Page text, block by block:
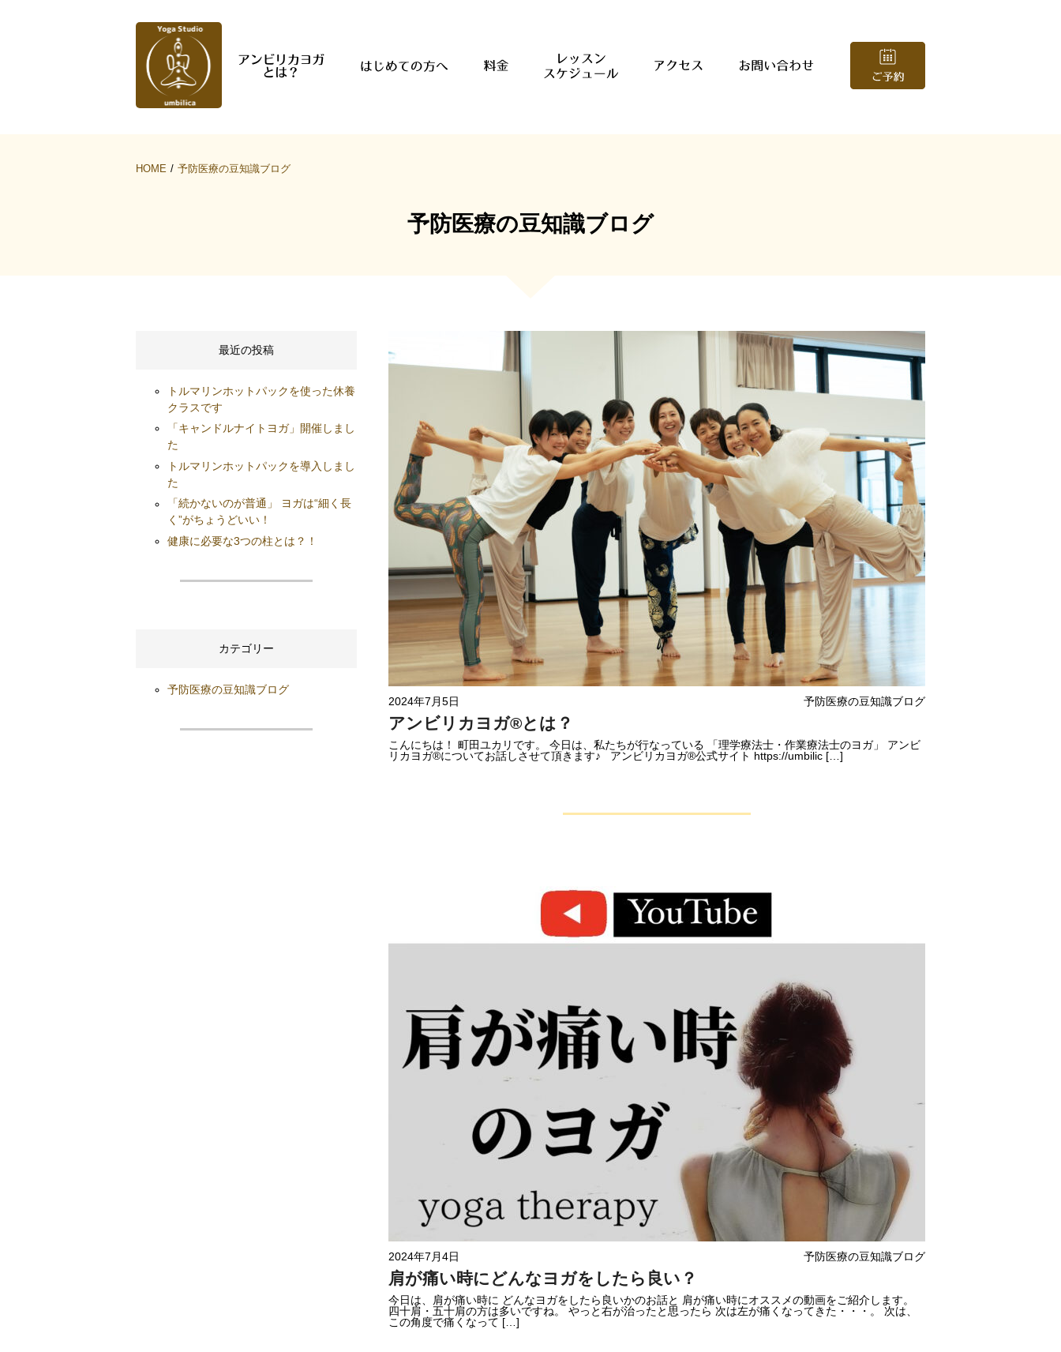
HOME 予防医療の豆知識ブログ
予防医療の豆知識ブログ
2024年7月5日 予防医療の豆知識ブログ
アンビリカヨガ®︎とは？
こんにちは！ 町田ユカリです。 今日は、私たちが行なっている 「理学療法士・作業療法士のヨガ」 アンビ
リカヨガ®︎についてお話しさせて頂きます♪ アンビリカヨガ®︎公式サイト https://umbilic […]
2024年7月4日 予防医療の豆知識ブログ
肩が痛い時にどんなヨガをしたら良い？
今日は、肩が痛い時に どんなヨガをしたら良いかのお話と 肩が痛い時にオススメの動画をご紹介します。
四十肩・五十肩の方は多いですね。 やっと右が治ったと思ったら 次は左が痛くなってきた・・・。 次は、
この角度で痛くなって […]
最近の投稿
トルマリンホットパックを使った休養
クラスです
「キャンドルナイトヨガ」開催しまし
た
トルマリンホットパックを導入しまし
た
「続かないのが普通」 ヨガは“細く長
く”がちょうどいい！
健康に必要な3つの柱とは？！
カテゴリー
予防医療の豆知識ブログ